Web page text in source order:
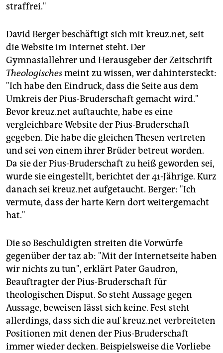
straffrei."
David Berger beschäftigt sich mit kreuz.net, seit
die Website im Internet steht. Der
Gymnasiallehrer und Herausgeber der Zeitschrift
Theologischesmeint zu wissen, wer dahintersteckt:
"Ich habe den Eindruck, dass die Seite aus dem
Umkreis der Pius-Bruderschaft gemacht wird."
Bevor kreuz.net auftauchte, habe es eine
vergleichbare Website der Pius-Bruderschaft
gegeben. Die habe die gleichen Thesen vertreten
und sei von einem ihrer Brüder betreut worden.
Da sie der Pius-Bruderschaft zu heiß geworden sei,
wurde sie eingestellt, berichtet der 41-Jährige. Kurz
danach sei kreuz.net aufgetaucht. Berger: "Ich
vermute, dass der harte Kern dort weitergemacht
hat."
Die so Beschuldigten streiten die Vorwürfe
gegenüber der taz ab: "Mit der Internetseite haben
wir nichts zu tun", erklärt Pater Gaudron,
Beauftragter der Pius-Bruderschaft für
theologischen Disput. So steht Aussage gegen
Aussage, beweisen lässt sich keine. Fest steht
allerdings, dass sich die auf kreuz.net verbreiteten
Positionen mit denen der Pius-Bruderschaft
immer wieder decken. Beispielsweise die Vorliebe